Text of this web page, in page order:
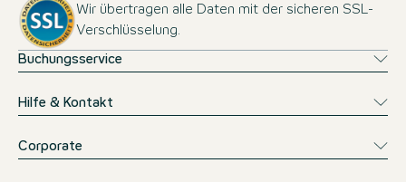
Wir übertragen alle Daten mit der sicheren SSL-
Verschlüsselung.
Buchungsservice
Hilfe & Kontakt
Corporate